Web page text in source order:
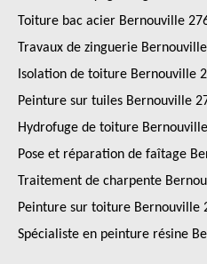
Toiture bac acier Bernouville
Travaux de zinguerie
Isolation de toiture Bernouville
Peinture sur tuiles Bernouville
Hydrofuge de toiture
Pose et réparation de faîtage
Traitement de charpente
Peinture sur toiture Bernouville
Spécialiste en peinture résine